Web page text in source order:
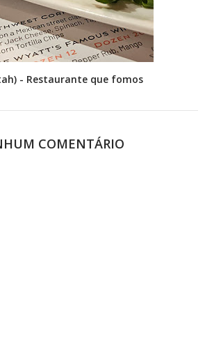
- Restaurante que fomos
COMENTÁRIO